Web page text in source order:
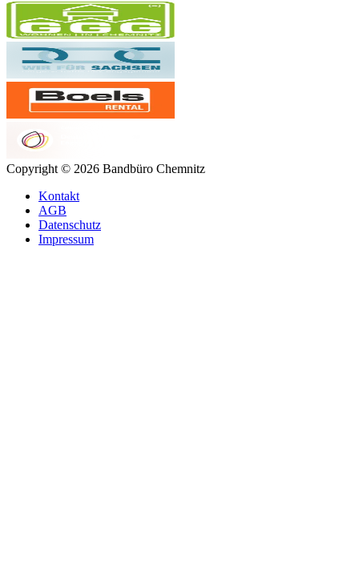
Copyright © 2026 Bandbüro Chemnitz
Kontakt
AGB
Datenschutz
Impressum